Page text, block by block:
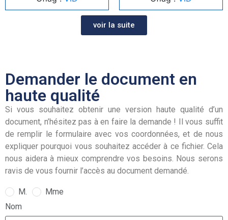
voir la suite
Demander le document en
haute qualité
Si vous souhaitez obtenir une version haute qualité d’un
document, n’hésitez pas à en faire la demande ! Il vous suffit
de remplir le formulaire avec vos coordonnées, et de nous
expliquer pourquoi vous souhaitez accéder à ce fichier. Cela
nous aidera à mieux comprendre vos besoins. Nous serons
ravis de vous fournir l’accès au document demandé.
M.
Mme
Nom